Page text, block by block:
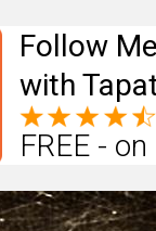
Follow
with
FREE -